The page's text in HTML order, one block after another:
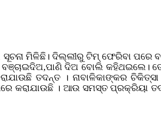
ସୂଚନା ମିଳିଛି। ଦିଲ୍ଲୀରୁ ଟିମ୍‌ ଫେରିବା
ଦିଅ ବୋଲି କହିଥଇଲେ।
ତଦନ୍ତ । ନାବାଳିକାଙ୍କର ଚିକିତ୍ସା
କରାଯାଉଛି । ଆଉ ସମସ୍ତ ପ୍ରକ୍ରିୟା